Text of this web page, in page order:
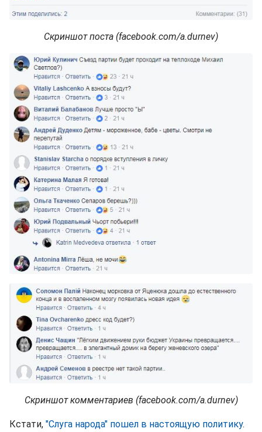
Скриншот поста (facebook.com/a.durnev)
Скриншот комментариев (facebook.com/a.durnev)
Кстати, "Слуга народа" пошел в настоящую политику.